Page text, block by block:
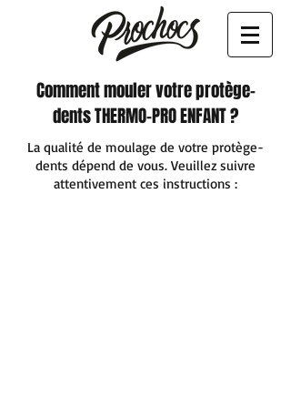
Comment mouler votre protège-
dents THERMO-PRO ENFANT ?
La qualité de moulage de votre protège-
dents dépend de vous. Veuillez suivre
attentivement ces instructions :